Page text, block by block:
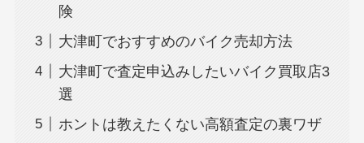
険
大津町でおすすめのバイク売却方法
大津町で査定申込みしたいバイク買取店3
選
ホントは教えたくない高額査定の裏ワザ